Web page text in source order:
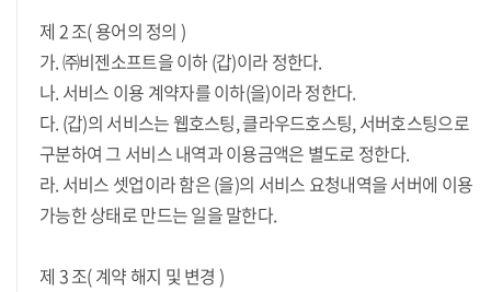
제 2 조( 용어의 정의 )
가. ㈜비젠소프트을 이하 (갑)이라 정한다.
나. 서비스 이용 계약자를 이하(을)이라 정한다.
다. (갑)의 서비스는 웹호스팅, 클라우드호스팅, 서버호스팅으로
구분하여 그 서비스 내역과 이용금액은 별도로 정한다.
라. 서비스 셋업이라 함은 (을)의 서비스 요청내역을 서버에 이용
가능한 상태로 만드는 일을 말한다.
제 3 조( 계약 해지 및 변경 )